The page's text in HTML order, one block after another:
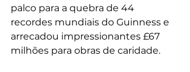
palco para a quebra de 44
recordes mundiais do Guinness e
arrecadou impressionantes £67
milhões para obras de caridade.